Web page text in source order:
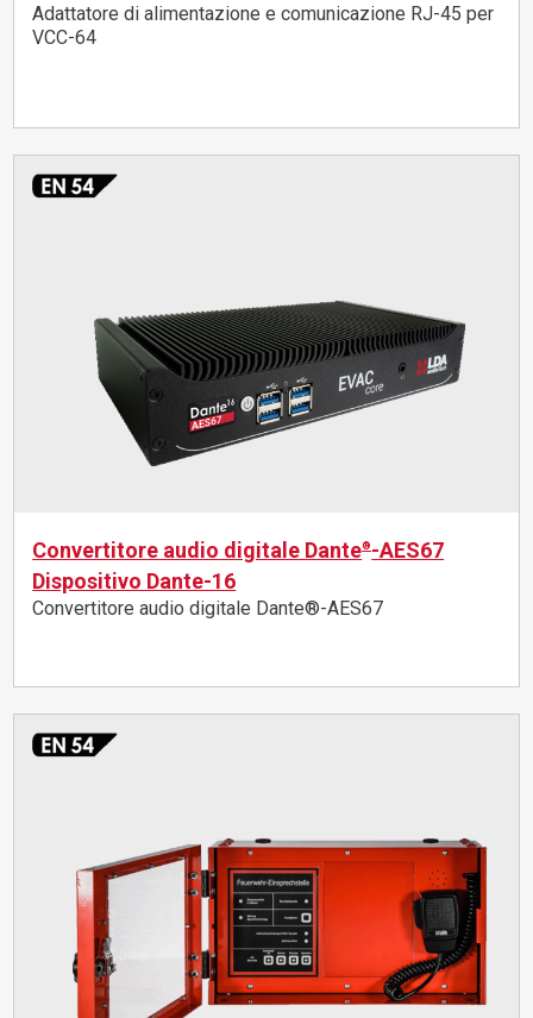
Adattatore di alimentazione e comunicazione RJ-45 per
VCC-64
Convertitore audio digitale Dante®-AES67
Dispositivo Dante-16
Convertitore audio digitale Dante®-AES67